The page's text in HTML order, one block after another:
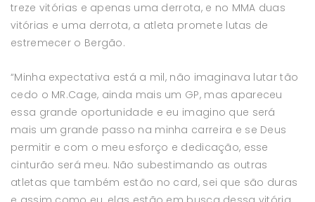
treze vitórias e apenas uma derrota, e no MMA duas
vitórias e uma derrota, a atleta promete lutas de
estremecer o Bergão.
“Minha expectativa está a mil, não imaginava lutar tão
cedo o MR.Cage, ainda mais um GP, mas apareceu
essa grande oportunidade e eu imagino que será
mais um grande passo na minha carreira e se Deus
permitir e com o meu esforço e dedicação, esse
cinturão será meu. Não subestimando as outras
atletas que também estão no card, sei que são duras